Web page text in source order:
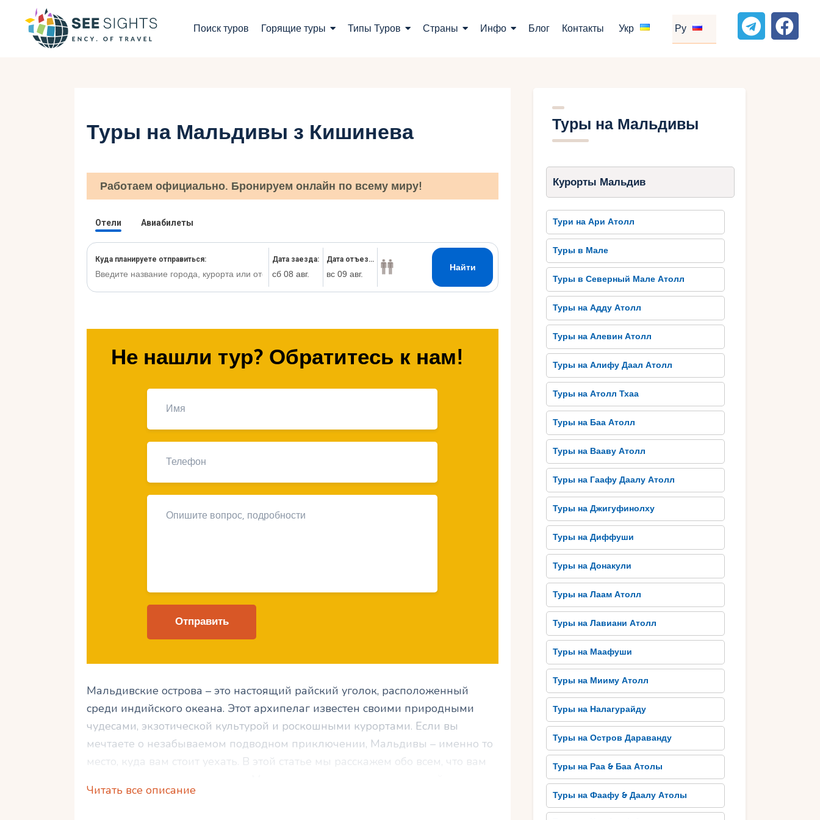
Поиск туров Горящие туры Типы Туров Страны Инфо Блог Контакты Укр Ру
Инфо
Блог
Укр
Ру
Туры на Мальдивы з Кишинева
Работаем официально. Бронируем онлайн по всему миру!
Не нашли тур? Обратитесь к нам!
Мальдивские острова – это настоящий райский уголок, расположенный
среди индийского океана. Этот архипелаг известен своими природными
чудесами, экзотической культурой и роскошными курортами. Если вы
мечтаете о незабываемом подводном приключении, Мальдивы – именно то
место, куда вам стоит уехать. В этой статье мы расскажем обо всем, что вам
практических советов для успешной планировки вашего путешествия.
Читать все описание
Туры на Мальдивы
Курорты Мальдив
Тури на Ари Атолл
Туры в Мале
Туры в Северный Мале Атолл
Туры на Адду Атолл
Туры на Алевин Атолл
Туры на Алифу Даал Атолл
Туры на Атолл Тхаа
Туры на Баа Атолл
Туры на Вааву Атолл
Туры на Гаафу Даалу Атолл
Туры на Джигуфинолху
Туры на Диффуши
Туры на Донакули
Туры на Лаам Атолл
Туры на Лавиани Атолл
Туры на Маафуши
Туры на Мииму Атолл
Туры на Налагурайду
Туры на Остров Дараванду
Туры на Раа & Баа Атолы
Туры на Фаафу & Даалу Атолы